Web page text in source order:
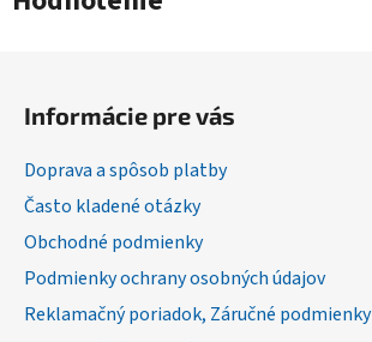
Informácie pre vás
Doprava a spôsob platby
Často kladené otázky
Obchodné podmienky
Podmienky ochrany osobných údajov
Reklamačný poriadok, Záručné podmienky